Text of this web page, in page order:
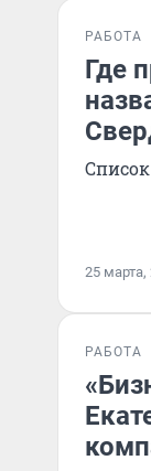
РАБОТА
Где
25 марта,
РАБОТА